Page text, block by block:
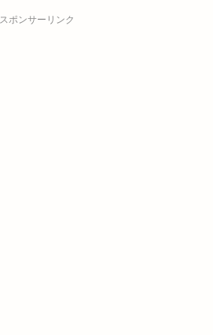
スポンサーリンク